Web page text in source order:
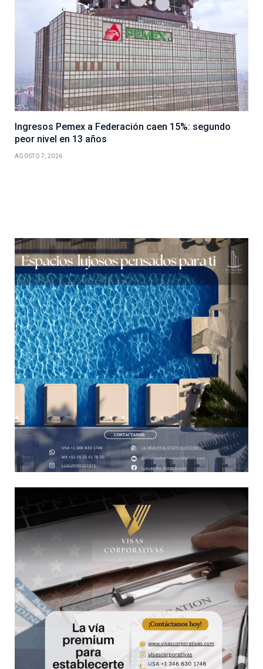
Ingresos Pemex a Federación caen 15%: segundo
peor nivel en 13 años
AGOSTO 7, 2026